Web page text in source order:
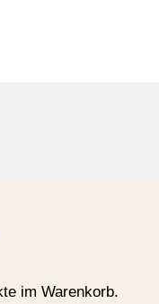
im Warenkorb.